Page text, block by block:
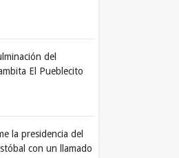
del
El Pueblecito
la presidencia del
con un llamado